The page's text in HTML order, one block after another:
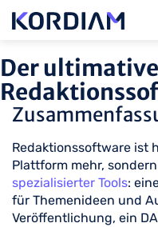
Der
Redaktionssoftware ist
Plattform mehr,
spezialisierter Tools:
für Themenideen und
Veröffentlichung, ein